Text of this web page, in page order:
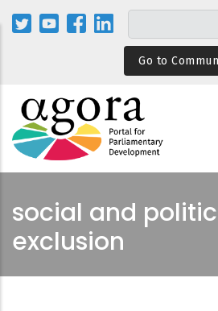
Pasar
Go to
social and
exclusion